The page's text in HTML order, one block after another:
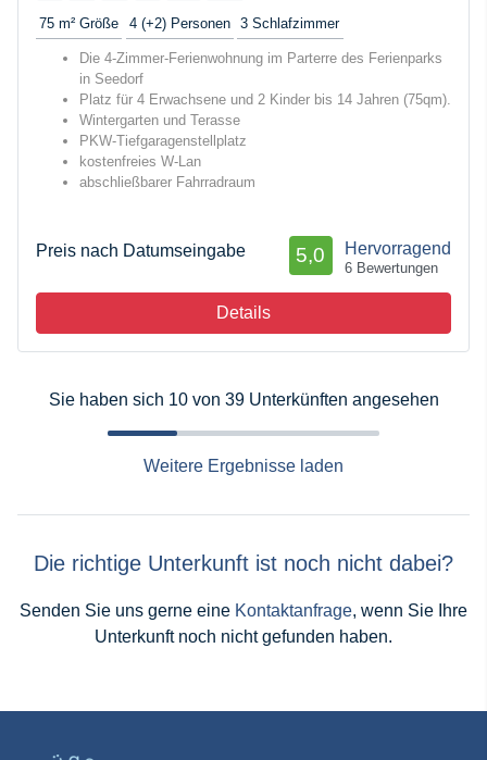
75 m² Größe 4 (+2) Personen 3 Schlafzimmer
Die 4-Zimmer-Ferienwohnung im Parterre des Ferienparks
in Seedorf
Platz für 4 Erwachsene und 2 Kinder bis 14 Jahren (75qm).
Wintergarten und Terasse
PKW-Tiefgaragenstellplatz
kostenfreies W-Lan
abschließbarer Fahrradraum
Preis nach Datumseingabe Hervorragend
5,0
6 Bewertungen
Details
Sie haben sich 10 von 39 Unterkünften angesehen
Weitere Ergebnisse laden
Die richtige Unterkunft ist noch nicht dabei?
Senden Sie uns gerne eine Kontaktanfrage, wenn Sie Ihre
Unterkunft noch nicht gefunden haben.